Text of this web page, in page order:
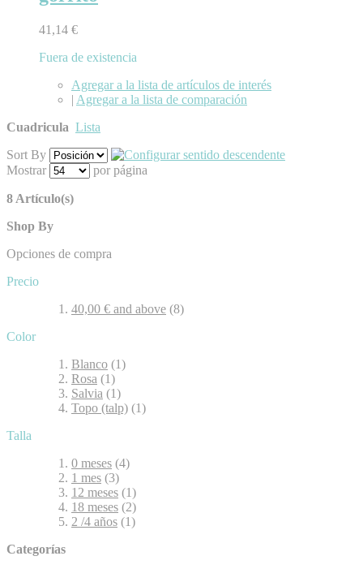
41,14 €
Fuera de existencia
Agregar a la lista de artículos de interés
| Agregar a la lista de comparación
Cuadricula Lista
Sort By
Mostrar
por página
8 Artículo(s)
Shop By
Opciones de compra
Precio
40,00 € and above (8)
Color
Blanco (1)
Rosa (1)
Salvia (1)
Topo (talp) (1)
Talla
0 meses (4)
1 mes (3)
12 meses (1)
18 meses (2)
2 /4 años (1)
Categorías